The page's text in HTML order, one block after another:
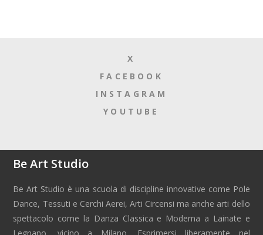
X
FACEBOOK
INSTAGRAM
YOUTUBE
Be Art Studio
Be Art Studio è una scuola di discipline innovative come Pole
Dance, Tessuti e Cerchi Aerei, Arti Circensi ma anche arti dello
spettacolo come la Danza Classica e Moderna a Lainate e